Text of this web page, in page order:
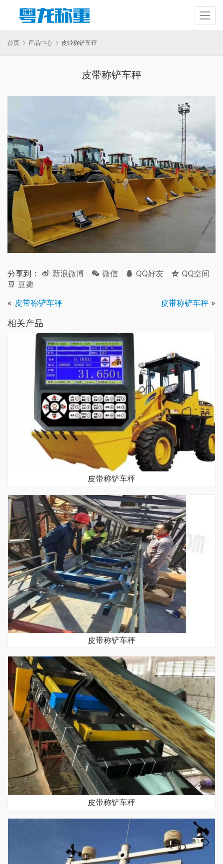
首页 产品中心 皮带称铲车秤
皮带称铲车秤
分享到： 新浪微博 微信 QQ好友
QQ空间
豆瓣
« 皮带称铲车秤 皮带称铲车秤 »
相关产品
皮带称铲车秤
皮带称铲车秤
皮带称铲车秤